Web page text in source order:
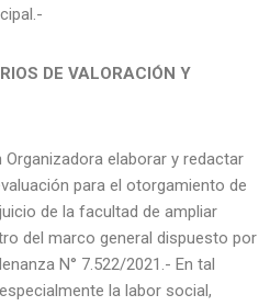
DE VALORACIÓN Y
elaborar y redactar
para el otorgamiento de
de la facultad de ampliar
del marco general dispuesto por
N° 7.522/2021.- En tal
la labor social,